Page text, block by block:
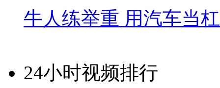
牛人练举重 用汽车当
24小时视频排行